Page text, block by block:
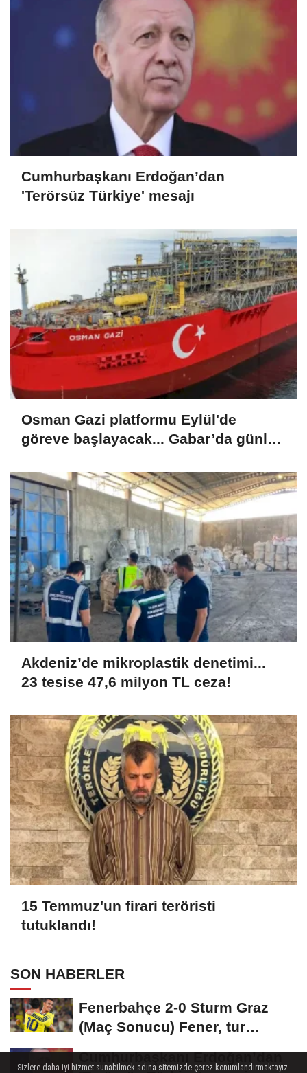
Cumhurbaşkanı Erdoğan’dan
'Terörsüz Türkiye' mesajı
Osman Gazi platformu Eylül'de
göreve başlayacak... Gabar’da günlük
Akdeniz’de mikroplastik denetimi...
23 tesise 47,6 milyon TL ceza!
15 Temmuz'un firari teröristi
tutuklandı!
SON HABERLER
Fenerbahçe 2-0 Sturm Graz
(Maç Sonucu) Fener, tur
Cumhurbaşkanı Erdoğan’dan
Sizlere daha iyi hizmet sunabilmek adına sitemizde çerez konumlandırmaktayız.